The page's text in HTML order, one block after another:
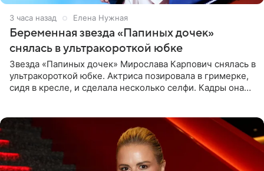
3 часа назад Елена Нужная
Беременная звезда «Папиных дочек»
снялась в ультракороткой юбке
Звезда «Папиных дочек» Мирослава Карпович снялась в
ультракороткой юбке. Актриса позировала в гримерке,
сидя в кресле, и сделала несколько селфи. Кадры она